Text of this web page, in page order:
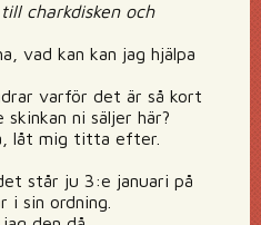
charkdisken och
vad kan kan jag hjälpa
varför det är så kort
ni säljer här?
låt mig titta efter.
står ju 3:e januari på
i sin ordning.